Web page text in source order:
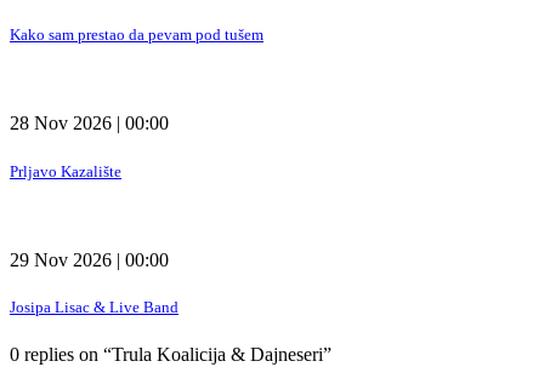
Kako sam prestao da pevam pod tušem
28 Nov 2026 | 00:00
Prljavo Kazalište
29 Nov 2026 | 00:00
Josipa Lisac & Live Band
0 replies on “Trula Koalicija & Dajneseri”